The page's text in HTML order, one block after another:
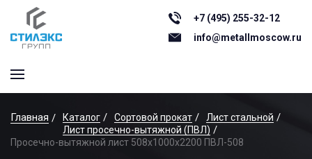
+7 (495) 255-32-12
info@metallmoscow.ru
Главная Каталог Сортовой прокат
Лист стальной
Лист просечно-вытяжной (ПВЛ)
Просечно-вытяжной лист 508x1000x2200 ПВЛ-508